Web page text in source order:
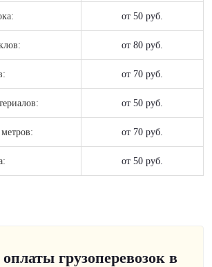
от 50 руб.
от 80 руб.
от 70 руб.
от 50 руб.
от 70 руб.
от 50 руб.
грузоперевозок в